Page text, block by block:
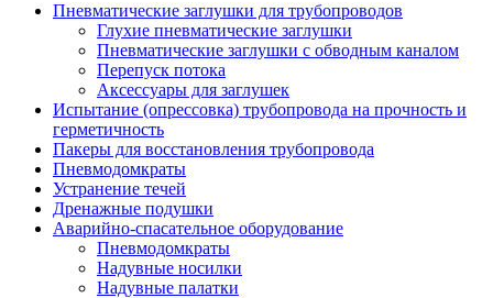
Пневматические заглушки для трубопроводов
Глухие пневматические заглушки
Пневматические заглушки с обводным каналом
Перепуск потока
Аксессуары для заглушек
Испытание (опрессовка) трубопровода на прочность и
герметичность
Пакеры для восстановления трубопровода
Пневмодомкраты
Устранение течей
Дренажные подушки
Аварийно-спасательное оборудование
Пневмодомкраты
Надувные носилки
Надувные палатки